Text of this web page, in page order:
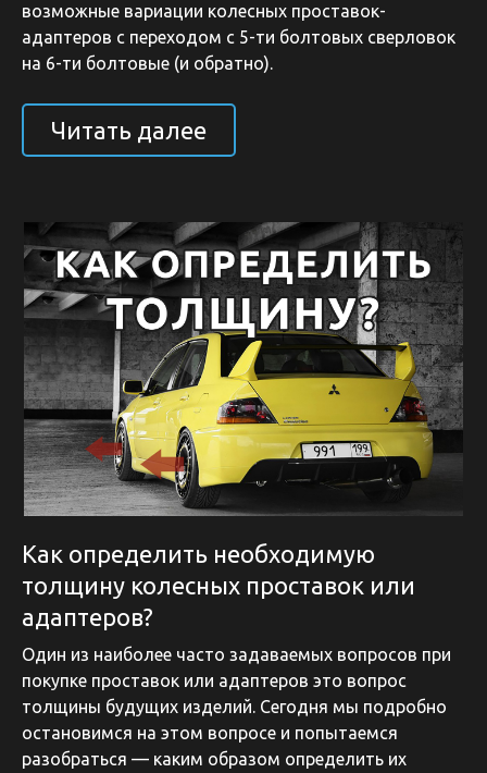
возможные вариации колесных проставок-
адаптеров с переходом с 5-ти болтовых сверловок
на 6-ти болтовые (и обратно).
Читать далее
Как определить необходимую
толщину колесных проставок или
адаптеров?
Один из наиболее часто задаваемых вопросов при
покупке проставок или адаптеров это вопрос
толщины будущих изделий. Сегодня мы подробно
остановимся на этом вопросе и попытаемся
разобраться — каким образом определить их